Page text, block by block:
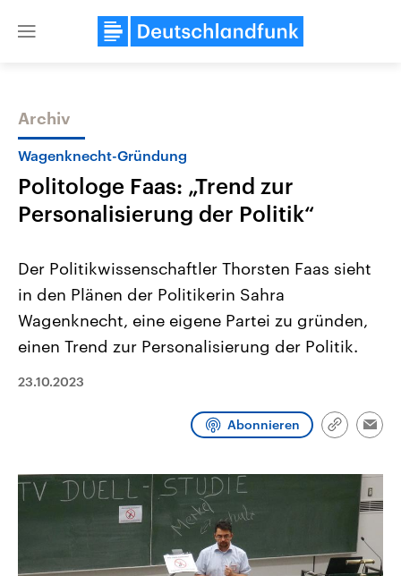
Close
Themen
Landtagswahl Sachsen-Anhalt
2026
Alle Informationen
Sachsen-Anhalt wählt am 6.
Landtag. Seit 2021 wird das
Wahlprogramme, aktuelle Berichte
Wahl.
Aktuelle Beiträge,
Hintergründe
Wirtschaftlich und
aktuelle Weltgeschehen.
Audio-Archiv
Archiv
Wagenknecht-Gründung
Politologe Faas: „Trend zur
Personalisierung der Politik“
Der Politikwissenschaftler Thorsten Faas sieht
in den Plänen der Politikerin Sahra
Wagenknecht, eine eigene Partei zu gründen,
einen Trend zur Personalisierung der Politik.
23.10.2023
Abonnieren
Link